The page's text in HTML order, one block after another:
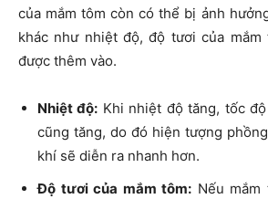
của mắm tôm còn có thể bị ảnh
khác như nhiệt độ, độ tươi của mắm
được thêm vào.
Nhiệt độ: Khi nhiệt độ tăng, tốc
cũng tăng, do đó hiện tượng
khí sẽ diễn ra nhanh hơn.
Độ tươi của mắm tôm: Nếu